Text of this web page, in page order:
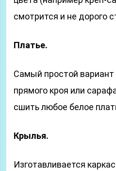
смотрится и не дорого
Платье.
Самый простой вариант
прямого кроя или
сшить любое белое
Крылья.
Изготавливается